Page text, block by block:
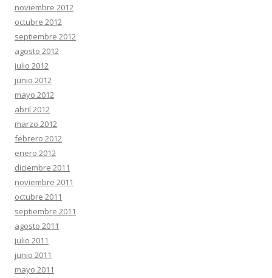
noviembre 2012
octubre 2012
septiembre 2012
agosto 2012
julio 2012
junio 2012
mayo 2012
abril 2012
marzo 2012
febrero 2012
enero 2012
diciembre 2011
noviembre 2011
octubre 2011
septiembre 2011
agosto 2011
julio 2011
junio 2011
mayo 2011